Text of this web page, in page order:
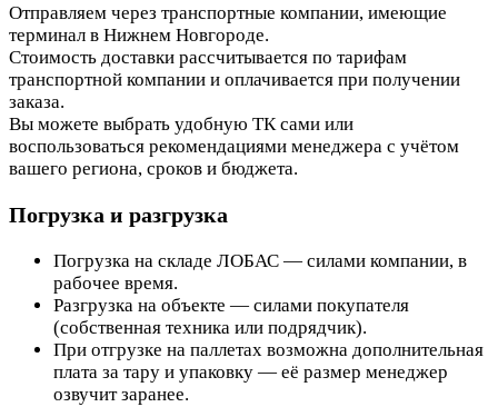
Отправляем через транспортные компании, имеющие
терминал в Нижнем Новгороде.
Стоимость доставки рассчитывается по тарифам
транспортной компании и оплачивается при получении
заказа.
Вы можете выбрать удобную ТК сами или
воспользоваться рекомендациями менеджера с учётом
вашего региона, сроков и бюджета.
Погрузка и разгрузка
Погрузка на складе ЛОБАС — силами компании, в
рабочее время.
Разгрузка на объекте — силами покупателя
(собственная техника или подрядчик).
При отгрузке на паллетах возможна дополнительная
плата за тару и упаковку — её размер менеджер
озвучит заранее.